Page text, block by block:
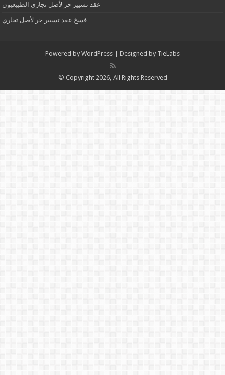
عقد تسيير حر لأصل تجاري الطبيعيون
فسخ عقد تسيير حر لأصل تجاري
Powered by WordPress | Designed by TieLabs
© Copyright 2026, All Rights Reserved